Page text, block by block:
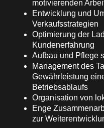
motivierenden
Entwicklung und
Verkaufsstrategien
Optimierung der
Kundenerfahrung
Aufbau und Pflege
Management des
Gewährleistung
Betriebsablaufs
Organisation von
Enge
zur